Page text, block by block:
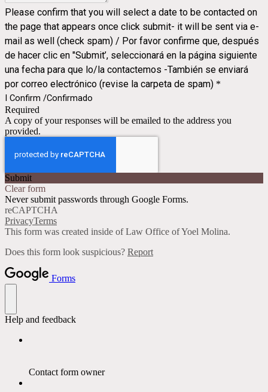
Please confirm that you will select a date to be contacted on
the page that appears once click submit- it will be sent via e-
mail as well (check spam) / Por favor confirme que, después
de hacer clic en "Submit’, seleccionará en la página siguiente
una fecha para que lo/la contactemos -También se enviará
por correo electrónico (revise la carpeta de spam) *
I Confirm /Confirmado
Required
A copy of your responses will be emailed to the address you
provided.
Submit
Clear form
Never submit passwords through Google Forms.
reCAPTCHA
PrivacyTerms
This form was created inside of Law Office of Yoel Molina.
Does this form look suspicious? Report
Forms
Help and feedback
Contact form owner